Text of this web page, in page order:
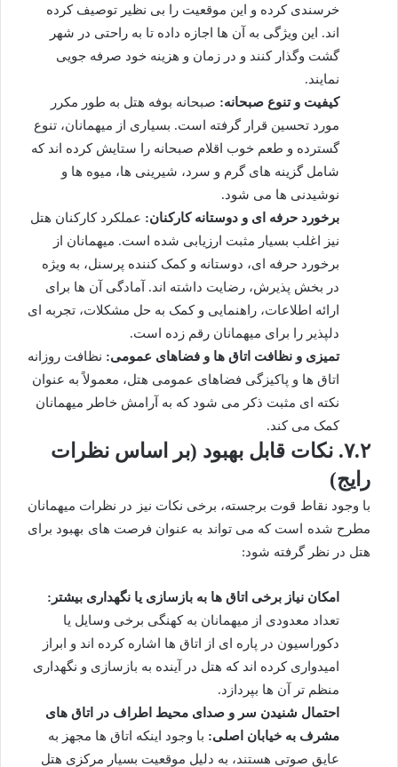
خرسندی کرده و این موقعیت را بی نظیر توصیف کرده
اند. این ویژگی به آن ها اجازه داده تا به راحتی در شهر
گشت وگذار کنند و در زمان و هزینه خود صرفه جویی
نمایند.
کیفیت و تنوع صبحانه: صبحانه بوفه هتل به طور مکرر
مورد تحسین قرار گرفته است. بسیاری از میهمانان، تنوع
گسترده و طعم خوب اقلام صبحانه را ستایش کرده اند که
شامل گزینه های گرم و سرد، شیرینی ها، میوه ها و
نوشیدنی ها می شود.
برخورد حرفه ای و دوستانه کارکنان: عملکرد کارکنان هتل
نیز اغلب بسیار مثبت ارزیابی شده است. میهمانان از
برخورد حرفه ای، دوستانه و کمک کننده پرسنل، به ویژه
در بخش پذیرش، رضایت داشته اند. آمادگی آن ها برای
ارائه اطلاعات، راهنمایی و کمک به حل مشکلات، تجربه ای
دلپذیر را برای میهمانان رقم زده است.
تمیزی و نظافت اتاق ها و فضاهای عمومی: نظافت روزانه
اتاق ها و پاکیزگی فضاهای عمومی هتل، معمولاً به عنوان
نکته ای مثبت ذکر می شود که به آرامش خاطر میهمانان
کمک می کند.
۷.۲. نکات قابل بهبود (بر اساس نظرات
رایج)
با وجود نقاط قوت برجسته، برخی نکات نیز در نظرات میهمانان
مطرح شده است که می تواند به عنوان فرصت های بهبود برای
هتل در نظر گرفته شود:
امکان نیاز برخی اتاق ها به بازسازی یا نگهداری بیشتر:
تعداد معدودی از میهمانان به کهنگی برخی وسایل یا
دکوراسیون در پاره ای از اتاق ها اشاره کرده اند و ابراز
امیدواری کرده اند که هتل در آینده به بازسازی و نگهداری
منظم تر آن ها بپردازد.
احتمال شنیدن سر و صدای محیط اطراف در اتاق های
مشرف به خیابان اصلی: با وجود اینکه اتاق ها مجهز به
عایق صوتی هستند، به دلیل موقعیت بسیار مرکزی هتل